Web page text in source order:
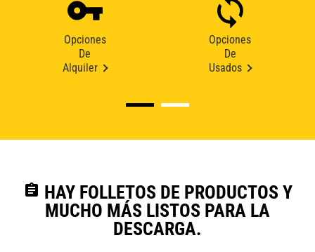
Opciones
De
Alquiler
Opciones
De
Usados
assignment HAY FOLLETOS DE PRODUCTOS Y
MUCHO MÁS LISTOS PARA LA
DESCARGA.